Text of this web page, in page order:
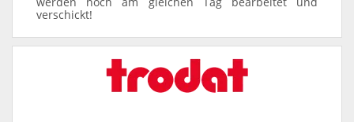
verschickt!